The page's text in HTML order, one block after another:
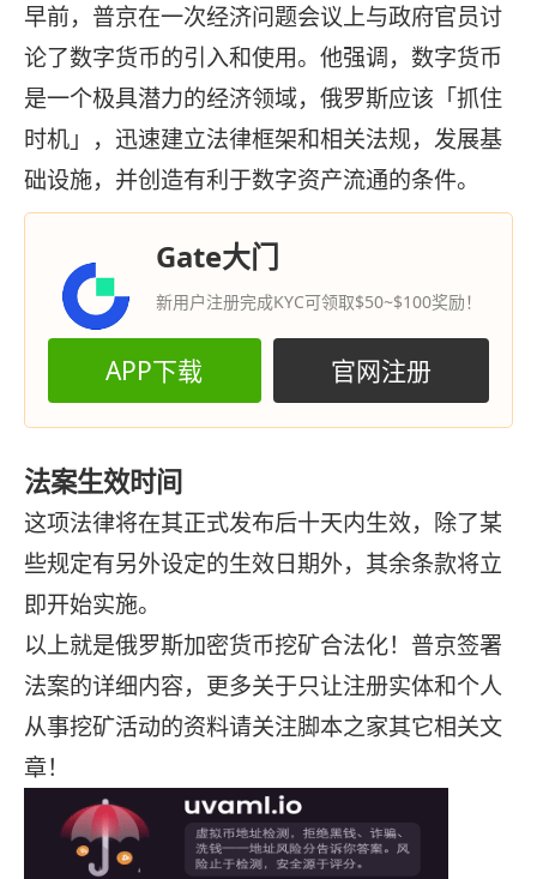
早前，普京在一次经济问题会议上与政府官员讨
论了数字货币的引入和使用。他强调，数字货币
是一个极具潜力的经济领域，俄罗斯应该「抓住
时机」，迅速建立法律框架和相关法规，发展基
础设施，并创造有利于数字资产流通的条件。
Gate大门
新用户注册完成KYC可领取$50~$100奖励！
APP下载 官网注册
法案生效时间
这项法律将在其正式发布后十天内生效，除了某
些规定有另外设定的生效日期外，其余条款将立
即开始实施。
以上就是俄罗斯加密货币挖矿合法化！普京签署
法案的详细内容，更多关于只让注册实体和个人
从事挖矿活动的资料请关注脚本之家其它相关文
章！